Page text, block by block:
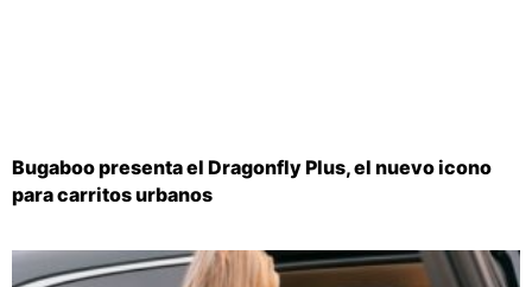
Bugaboo presenta el Dragonfly Plus, el nuevo icono
para carritos urbanos